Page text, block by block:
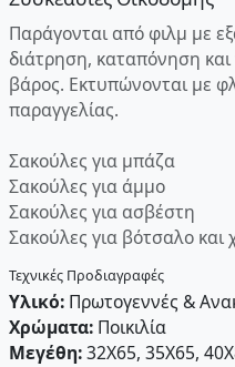
Παράγονται από φιλμ με
διάτρηση, καταπόνηση
βάρος. Εκτυπώνονται με
παραγγελίας.
Σακούλες για μπάζα
Σακούλες για άμμο
Σακούλες για ασβέστη
Σακούλες για βότσαλο και
Τεχνικές Προδιαγραφές
Υλικό:Πρωτογεννές &
Χρώματα:Ποικιλία
Μεγέθη:32X65, 35X65,